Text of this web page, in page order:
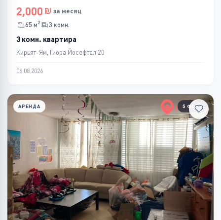
2,000
за месяц
65 м2 3 комн.
3 комн. квартира
Кирьят-Ям, Гиора Йосефтал 20
06.08.2026
5 ФОТО
АРЕНДА